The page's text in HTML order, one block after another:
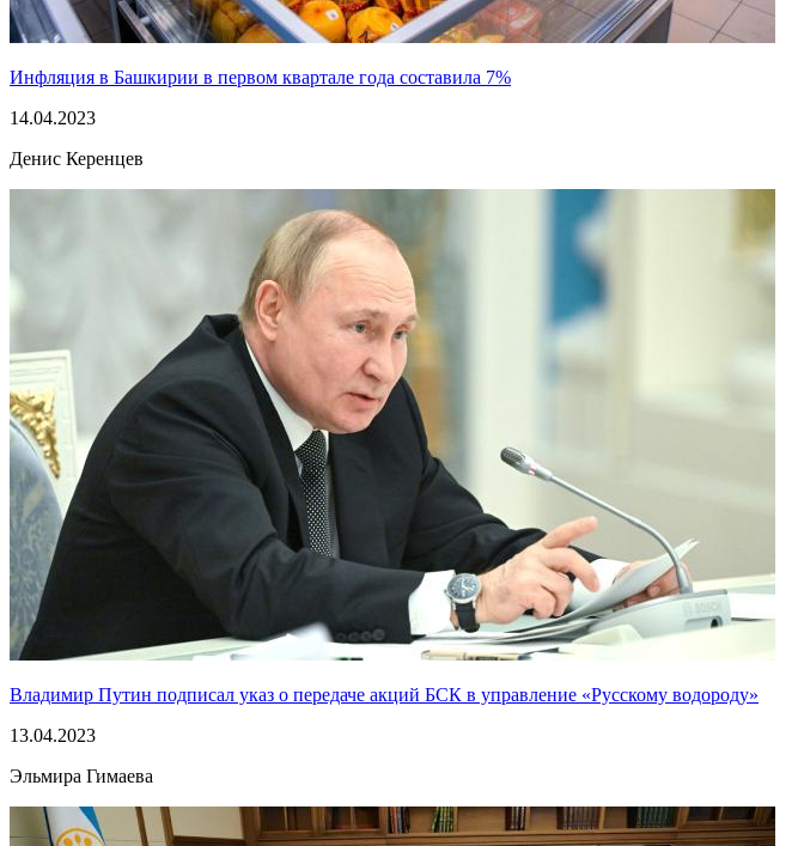
Инфляция в Башкирии в первом квартале года составила 7%
14.04.2023
Денис Керенцев
Владимир Путин подписал указ о передаче акций БСК в управление «Русскому водороду»
13.04.2023
Эльмира Гимаева